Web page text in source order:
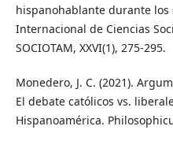
hispanohablante durante los
Internacional de Ciencias
SOCIOTAM, XXVI(1), 275-295.
Monedero, J. C. (2021).
El debate católicos vs.
Hispanoamérica.